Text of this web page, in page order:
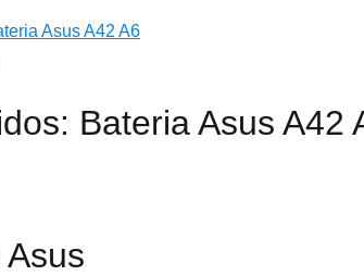
Asus A42 A6
Bateria Asus A42